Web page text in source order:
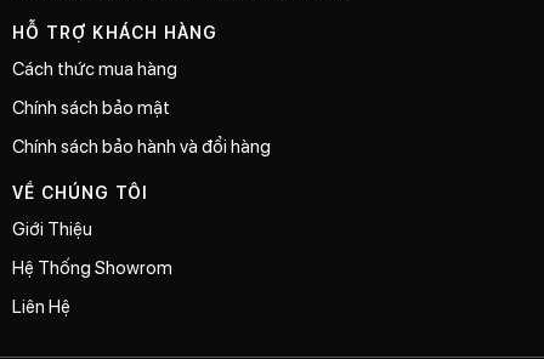
HỖ TRỢ KHÁCH HÀNG
Cách thức mua hàng
Chính sách bảo mật
Chính sách bảo hành và đổi hàng
VỀ CHÚNG TÔI
Giới Thiệu
Hệ Thống Showrom
Liên Hệ